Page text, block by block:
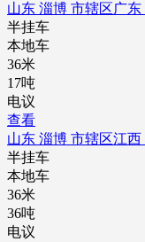
山东 淄博 市辖区广东
半挂车
本地车
36米
17吨
电议
查看
山东 淄博 市辖区江西
半挂车
本地车
36米
36吨
电议